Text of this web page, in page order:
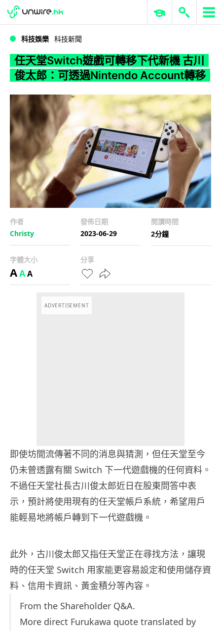
WWDC 2026 ERP 與商業 AI
科技娛樂 科技新聞
任天堂Switch遊戲可轉移下代新機 古川
俊太郎：可透過Nintendo Account轉移
作者
Christy
發佈日期
2023-06-29
閱讀時間
2分鐘
字體大小
AAA
分享
ADVERTISEMENT
即使坊間流傳著不同的消息與猜測，但任天堂至今
仍未曾透露有關 Switch 下一代遊戲機的任何資料。
不過任天堂社長古川俊太郎近日在股東問答中表
示，預計將使用現有的任天堂帳戶系統，希望用戶
能輕易地將帳戶轉到下一代遊戲機。
此外，古川俊太郎又指任天堂正在尋找方法，讓現
時的任天堂 Switch 用家能更容易設定和使用儲存資
料、信用卡資訊、黃金積分等內容。
From the Shareholder Q&A.
More direct Furukawa quote translated by